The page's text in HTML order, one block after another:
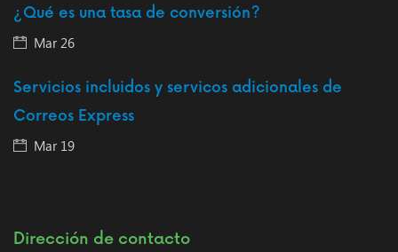
¿Qué es una tasa de conversión?
Mar 26
Servicios incluidos y servicos adicionales de
Correos Express
Mar 19
Dirección de contacto